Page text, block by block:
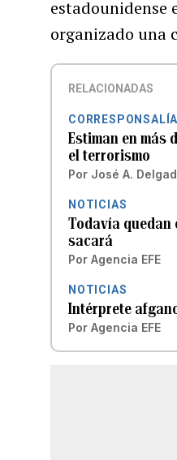
estadounidense
organizado una
RELACIONADAS
Estiman en más
el terrorismo
Por José A.
NOTICIAS
Todavía quedan
sacará
Por Agencia EFE
NOTICIAS
Intérprete
Por Agencia EFE